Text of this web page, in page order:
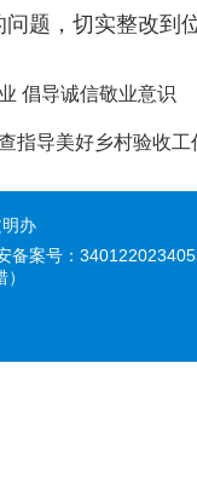
题，切实整改到
倡导诚信敬业意识
指导美好乡村验收工
办
备案号：